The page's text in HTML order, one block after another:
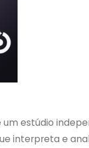
um estúdio
interpreta e